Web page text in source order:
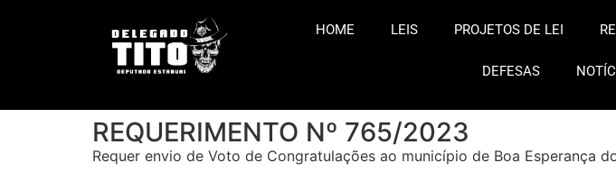
HOME LEIS PROJETOS DE LEI
DEFESAS
REQUERIMENTO Nº 765/2023
Requer envio de Voto de Congratulações ao município de Boa Esperança